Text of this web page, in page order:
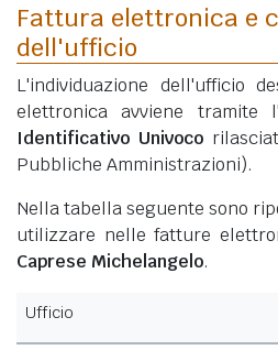
Fattura elettronica e
dell'ufficio
L'individuazione dell'ufficio
elettronica avviene
Identificativo Univoco
Pubbliche Amministrazioni).
Nella tabella seguente sono
utilizzare nelle fatture
Caprese Michelangelo.
Ufficio